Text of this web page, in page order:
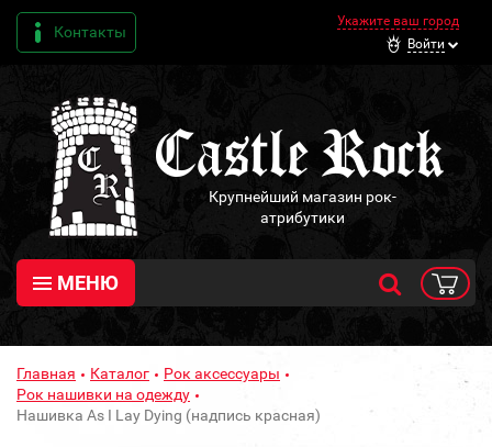
Контакты
Укажите ваш город
Войти
Крупнейший магазин рок-
атрибутики
МЕНЮ
Главная Каталог
Рок аксессуары
Рок нашивки на одежду
Нашивка As I Lay Dying (надпись красная)